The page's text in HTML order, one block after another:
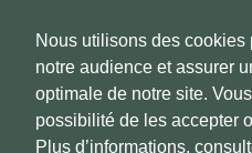
Nous utilisons des cookies
notre audience et assurer
optimale de notre site.
possibilité de les accepter
Plus d’informations,
Copyright 2026 © www.hadeen-place.fr
Based on Kate&You MarketPlace’ solution